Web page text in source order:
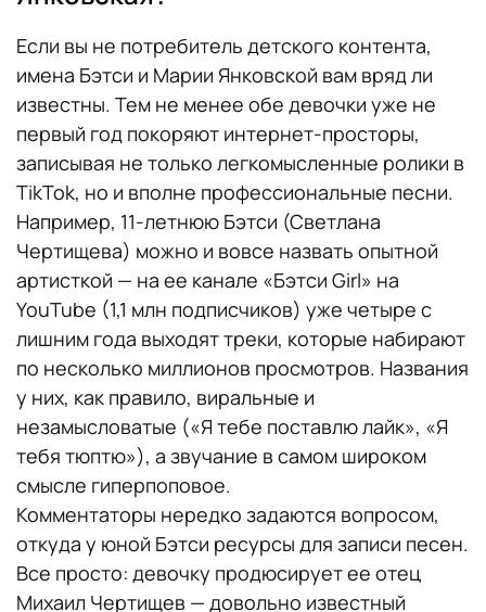
Если вы не потребитель детского контента,
имена Бэтси и Марии Янковской вам вряд ли
известны. Тем не менее обе девочки уже не
первый год покоряют интернет-просторы,
записывая не только легкомысленные ролики в
TikTok, но и вполне профессиональные песни.
Например, 11-летнюю Бэтси (Светлана
Чертищева) можно и вовсе назвать опытной
артисткой — на ее канале «Бэтси Girl» на
YouTube (1,1 млн подписчиков) уже четыре с
лишним года выходят треки, которые набирают
по несколько миллионов просмотров. Названия
у них, как правило, виральные и
незамысловатые («Я тебе поставлю лайк», «Я
тебя тюптю»), а звучание в самом широком
смысле гиперпоповое.
Комментаторы нередко задаются вопросом,
откуда у юной Бэтси ресурсы для записи песен.
Все просто: девочку продюсирует ее отец
Михаил Чертищев — довольно известный